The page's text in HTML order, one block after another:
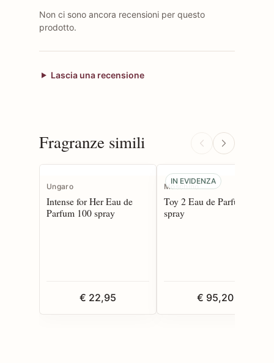
Non ci sono ancora recensioni per questo
prodotto.
Lascia una recensione
Fragranze simili
Ungaro
Intense for Her Eau de
Parfum 100 spray
€ 22,95
IN EVIDENZA
Moschino
Toy 2 Eau de Parfum 100
spray
€ 95,20